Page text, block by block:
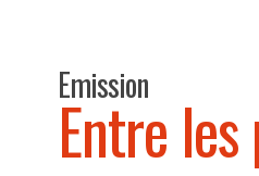
Emission
Entre les